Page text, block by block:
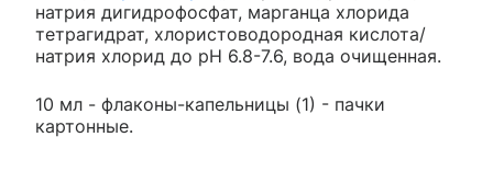
натрия дигидрофосфат, марганца хлорида
тетрагидрат, хлористоводородная кислота/
натрия хлорид до pH 6.8-7.6, вода очищенная.
10 мл - флаконы-капельницы (1) - пачки
картонные.